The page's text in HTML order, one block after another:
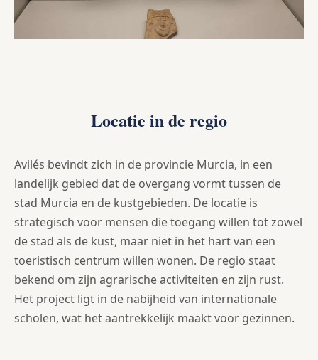
Locatie in de regio
Avilés bevindt zich in de provincie Murcia, in een
landelijk gebied dat de overgang vormt tussen de
stad Murcia en de kustgebieden. De locatie is
strategisch voor mensen die toegang willen tot zowel
de stad als de kust, maar niet in het hart van een
toeristisch centrum willen wonen. De regio staat
bekend om zijn agrarische activiteiten en zijn rust.
Het project ligt in de nabijheid van internationale
scholen, wat het aantrekkelijk maakt voor gezinnen.